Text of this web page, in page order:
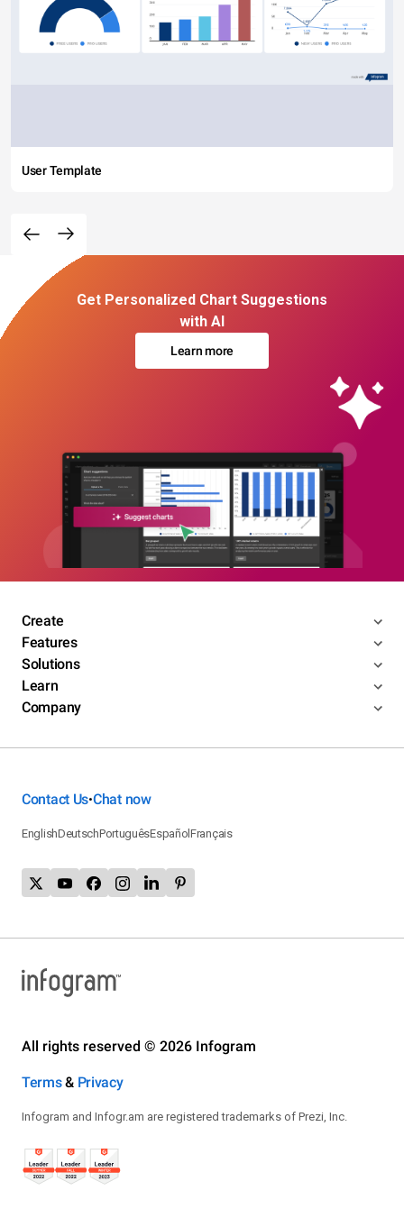
User Template
Get Personalized Chart Suggestions
with AI
Learn more
Create
Features
Solutions
Learn
Company
Contact Us•Chat now
EnglishDeutschPortuguêsEspañolFrançais
All rights reserved © 2026 Infogram
Terms& Privacy
Infogram and Infogr.am are registered trademarks of Prezi, Inc.